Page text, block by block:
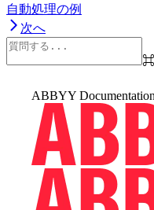
自動処理の例
次へ
⌘
ABBYY Documentation